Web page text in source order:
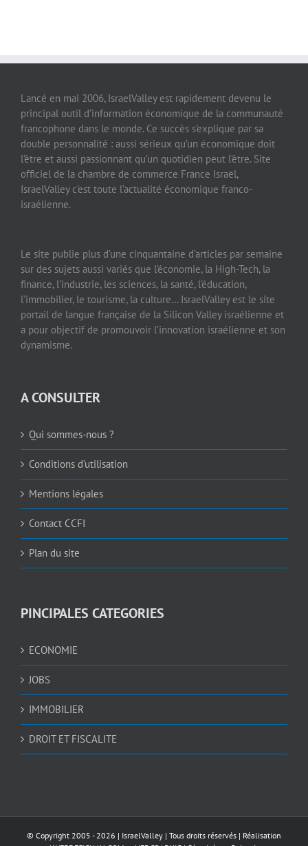
Lancé en mai 2006, IsraelValley est rapidement devenu le
principal outil d’information économique de la communauté
francophone dans le monde. Ce succès s’explique par sa
double personnalité : aussi sérieux qu’un économique doit
l’être et aussi passionnant qu’un quotidien peut l’être. Site
officiel de la chambre de commerce France Israël,
IsraelValley c’est toute l’actualité économique franco-
israélienne.
Le site publie plus d’une cinquantaine d’articles par semaine
sur des sujets aussi variés que l’économie, la High-Tech, la
finance, l’industrie, les sciences, la santé, l’éducation,
l’immobilier, le tourisme, la culture… IsraelValley est le site
portail de langue française de la Silicon Valley israélienne et
a pour objectif de promouvoir l’innovation israélienne et son
dynamisme.
A CONSULTER
Qui sommes-nous ?
Conditions d’utilisation
Mentions légales
Contact CCFI
Plan du site
PINCIPALES CATEGORIES
ECONOMIE
JOBS
IMMOBILIER
DROIT ET FISCALITE
© Copyright 2005 - 2026 | IsraelValley | Tous droits réservés | Réalisation